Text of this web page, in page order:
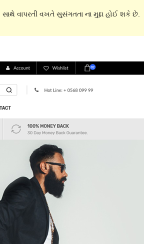
વાપરતી વખતે સુસંગતતા ના મુદ્દા હોઈ શકે છે.
પૂર્વાવલોકનડાઉનલોડ કરો
વર્ડપ્રેસ વર્ઝન
Theme homepage